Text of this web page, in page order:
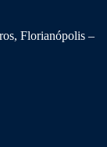
Florianópolis –